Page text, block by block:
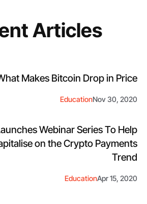
Articles
Makes Bitcoin Drop in Price
Nov 30, 2020
Education
Webinar Series To Help
on the Crypto Payments
Trend
Apr 15, 2020
Education